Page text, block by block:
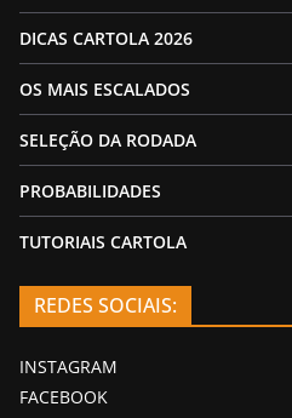
DICAS CARTOLA 2026
OS MAIS ESCALADOS
SELEÇÃO DA RODADA
PROBABILIDADES
TUTORIAIS CARTOLA
REDES SOCIAIS:
INSTAGRAM
FACEBOOK